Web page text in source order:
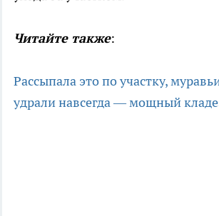
Читайте также:
Рассыпала это по участку,
удрали навсегда — мощный